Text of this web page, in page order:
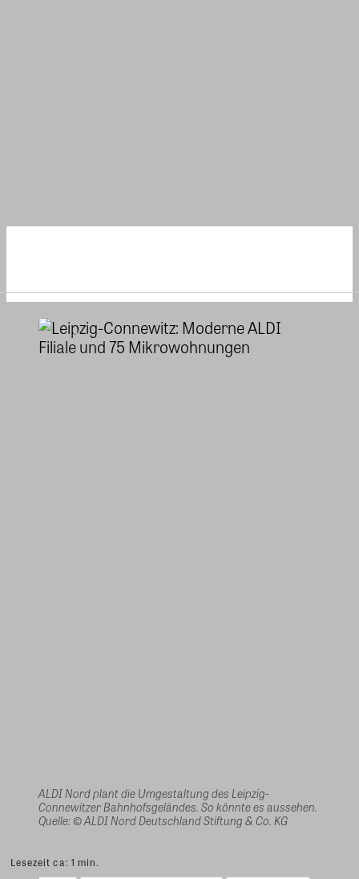
ALDI Nord plant die Umgestaltung des Leipzig-
Connewitzer Bahnhofsgeländes. So könnte es aussehen.
Quelle: © ALDI Nord Deutschland Stiftung & Co. KG
Lesezeit ca: 1 min.